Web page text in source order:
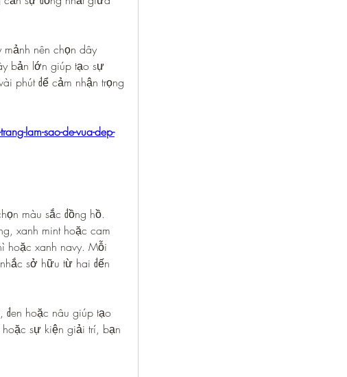
nên chọn dây
bản lớn giúp tạo sự
phút để cảm nhận trọng
lam-sao-de-vua-dep-
màu sắc đồng hồ.
xanh mint hoặc cam
hoặc xanh navy. Mỗi
sở hữu từ hai đến
hoặc nâu giúp tạo
sự kiện giải trí, bạn